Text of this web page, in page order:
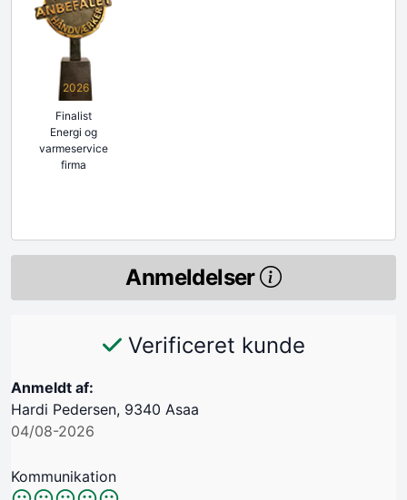
2026
Finalist
Energi og
varmeservice
firma
Anmeldelser
Verificeret kunde
Anmeldt af:
Hardi Pedersen, 9340 Asaa
04/08-2026
Kommunikation